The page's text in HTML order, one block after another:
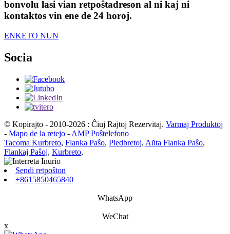
bonvolu lasi vian retpoŝtadreson al ni kaj ni
kontaktos vin ene de 24 horoj.
ENKETO NUN
Socia
© Kopirajto - 2010-2026 : Ĉiuj Rajtoj Rezervitaj. Varmaj Produktoj
- Mapo de la retejo - AMP Poŝtelefono
Tacoma Kurbreto, Flanka Paŝo, Piedbretoj, Aŭta Flanka Paŝo,
Flankaj Paŝoj, Kurbreto,
Sendi retpoŝton
+8615850465840
WhatsApp
WeChat
x